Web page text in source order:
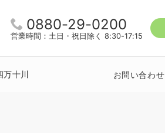
0880-29-0200
営業時間：土日・祝日除く 8:30-17:15
万十川 お問い合わせ